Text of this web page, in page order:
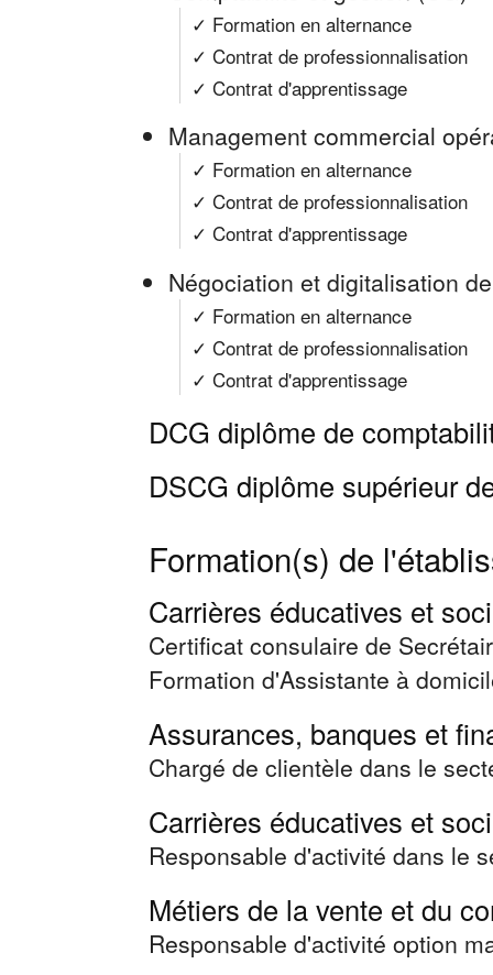
✓ Formation en alternance
✓ Contrat de professionnalisation
✓ Contrat d'apprentissage
Management commercial
✓ Formation en alternance
✓ Contrat de professionnalisation
✓ Contrat d'apprentissage
Négociation et digitalisation
✓ Formation en alternance
✓ Contrat de professionnalisation
✓ Contrat d'apprentissage
DCG diplôme de
DSCG diplôme supérieur
Formation(s) de
Carrières éducatives et
Certificat consulaire de
Formation d'Assistante à
Assurances, banques et
Chargé de clientèle dans le
Carrières éducatives et
Responsable d'activité dans le
Métiers de la vente et du
Responsable d'activité option